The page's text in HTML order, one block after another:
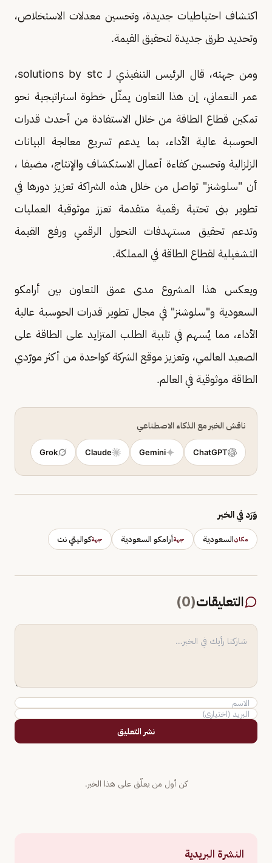
اكتشاف احتياطيات جديدة، وتحسين معدلات الاستخلاص،
وتحديد طرق جديدة لتحقيق القيمة.
ومن جهته، قال الرئيس التنفيذي لـ solutions by stc،
عمر النعماني، إن هذا التعاون يمثّل خطوة استراتيجية نحو
تمكين قطاع الطاقة من خلال الاستفادة من أحدث قدرات
الحوسبة عالية الأداء، بما يدعم تسريع معالجة البيانات
الزلزالية وتحسين كفاءة أعمال الاستكشاف والإنتاج، مضيفا ،
أن "سلوشنز" تواصل من خلال هذه الشراكة تعزيز دورها في
تطوير بنى تحتية رقمية متقدمة تعزز موثوقية العمليات
وتدعم تحقيق مستهدفات التحول الرقمي ورفع القيمة
التشغيلية لقطاع الطاقة في المملكة.
ويعكس هذا المشروع مدى عمق التعاون بين أرامكو
السعودية و"سلوشنز" في مجال تطوير قدرات الحوسبة عالية
الأداء، مما يُسهم في تلبية الطلب المتزايد على الطاقة على
الصعيد العالمي، وتعزيز موقع الشركة كواحدة من أكثر مورّدي
الطاقة موثوقية في العالم.
ناقش الخبر مع الذكاء الاصطناعي
ChatGPT
Gemini
Claude
Grok
وَرَد في الخبر
مكانالسعودية جهةأرامكو السعودية جهةكواليتي نت
التعليقات(
0
)
نشر التعليق
كن أول من يعلّق على هذا الخبر.
النشرة البريدية